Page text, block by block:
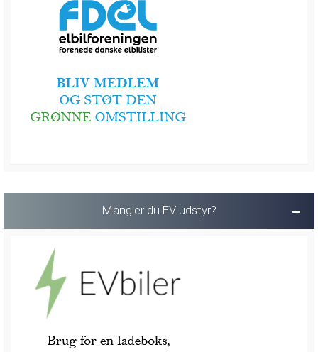
Mangler du EV udstyr?